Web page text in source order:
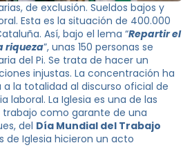
de exclusión. Sueldos bajos y
Esta es la situación de 400.000
Así, bajo el lema “Repartir el
riqueza”, unas 150 personas se
del Pi. Se trata de hacer un
injustas. La concentración ha
la totalidad al discurso oficial de
laboral. La Iglesia es una de las
como garante de una
del Día Mundial del Trabajo
de Iglesia hicieron un acto